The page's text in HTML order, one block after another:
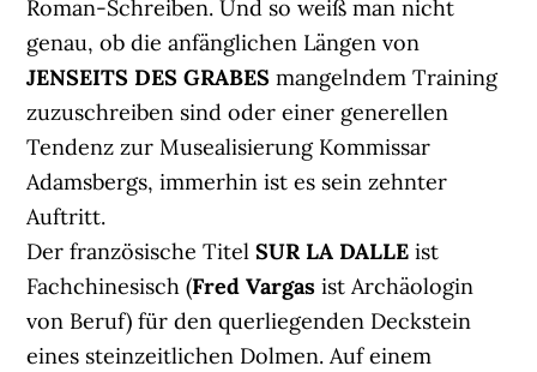
Roman-Schreiben. Und so weiß man nicht
genau, ob die anfänglichen Längen von
JENSEITS DES GRABES mangelndem Training
zuzuschreiben sind oder einer generellen
Tendenz zur Musealisierung Kommissar
Adamsbergs, immerhin ist es sein zehnter
Auftritt.
Der französische TitelSUR LA DALLE ist
Fachchinesisch (Fred Vargas ist Archäologin
von Beruf) für den querliegenden Deckstein
eines steinzeitlichen Dolmen. Auf einem